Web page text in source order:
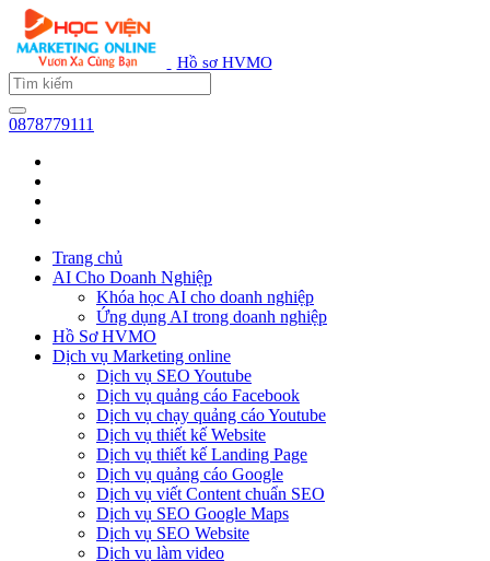
Hồ sơ HVMO
0878779111
Trang chủ
AI Cho Doanh Nghiệp
Khóa học AI cho doanh nghiệp
Ứng dụng AI trong doanh nghiệp
Hồ Sơ HVMO
Dịch vụ Marketing online
Dịch vụ SEO Youtube
Dịch vụ quảng cáo Facebook
Dịch vụ chạy quảng cáo Youtube
Dịch vụ thiết kế Website
Dịch vụ thiết kế Landing Page
Dịch vụ quảng cáo Google
Dịch vụ viết Content chuẩn SEO
Dịch vụ SEO Google Maps
Dịch vụ SEO Website
Dịch vụ làm video